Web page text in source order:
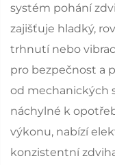
systém pohání
zajišťuje hladký,
trhnutí nebo
pro bezpečnost a
od mechanických
náchylné k
výkonu, nabízí
konzistentní